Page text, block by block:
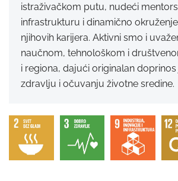
istraživačkom putu, nudeći
infrastrukturu i dinamično
njihovih karijera. Aktivni smo i
naučnom, tehnološkom i
i regiona, dajući originalan
zdravlju i očuvanju životne sredine.